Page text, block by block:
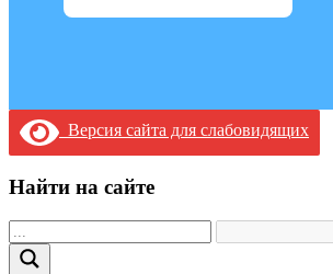
Версия сайта для слабовидящих
Найти на сайте